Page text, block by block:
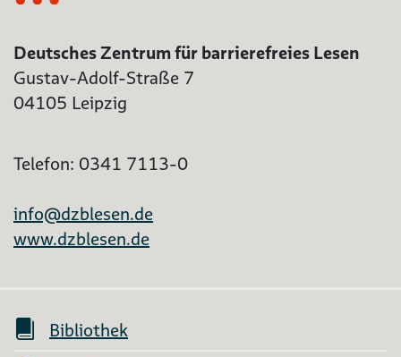
Deutsches Zentrum für barrierefreies Lesen
Gustav-Adolf-Straße 7
04105 Leipzig
Telefon: 0341 7113-0
info@dzblesen.de
www.dzblesen.de
Bibliothek